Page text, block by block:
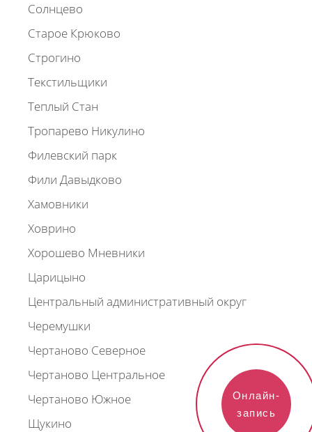
Солнцево
Старое Крюково
Строгино
Текстильщики
Теплый Стан
Тропарево Никулино
Филевский парк
Фили Давыдково
Хамовники
Ховрино
Хорошево Мневники
Царицыно
Центральный административный округ
Черемушки
Чертаново Северное
Чертаново Центральное
Чертаново Южное
Щукино
Онлайн-
запись